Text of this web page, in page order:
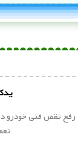
رفع نقص فنی خودرو